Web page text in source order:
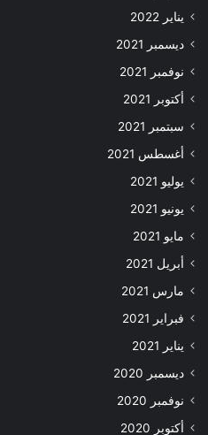
يناير 2022
ديسمبر 2021
نوفمبر 2021
أكتوبر 2021
سبتمبر 2021
أغسطس 2021
يوليو 2021
يونيو 2021
مايو 2021
أبريل 2021
مارس 2021
فبراير 2021
يناير 2021
ديسمبر 2020
نوفمبر 2020
أكتوبر 2020